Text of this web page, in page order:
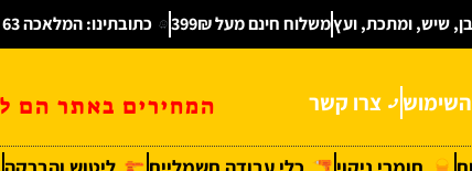
שיש, ומתכת, ועץמשלוח חינם מעל 399₪ כתובתינו: המלאכה 63 ,אזור התעשיה חולון
צרו קשר המחירים באתר הם